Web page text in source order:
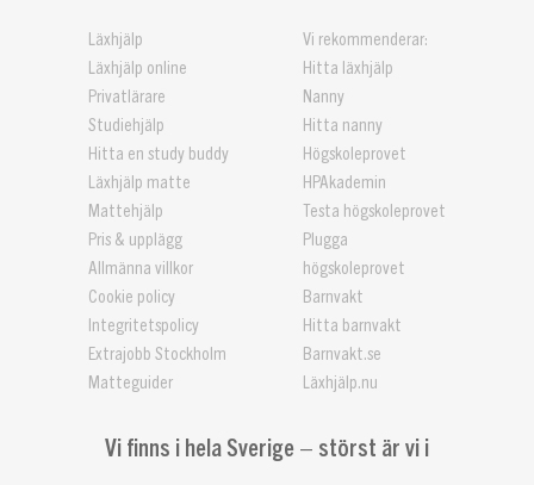
Läxhjälp
Läxhjälp online
Privatlärare
Studiehjälp
Hitta en study buddy
Läxhjälp matte
Mattehjälp
Pris & upplägg
Allmänna villkor
Cookie policy
Integritetspolicy
Extrajobb Stockholm
Matteguider
Vi rekommenderar:
Hitta läxhjälp
Nanny
Hitta nanny
Högskoleprovet
HPAkademin
Testa högskoleprovet
Plugga
högskoleprovet
Barnvakt
Hitta barnvakt
Barnvakt.se
Läxhjälp.nu
Vi finns i hela Sverige – störst är vi i